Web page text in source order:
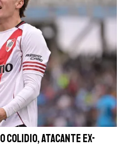
Colidio, atacante ex-